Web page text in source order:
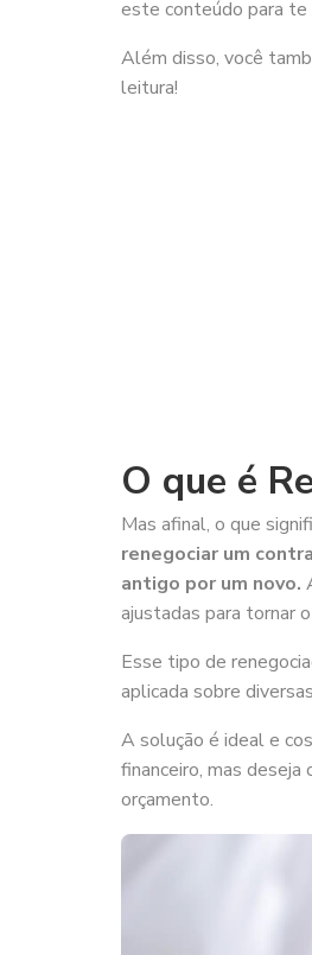
este conteúdo para te
Além disso, você
leitura!
O que é
Mas afinal, o que
renegociar um
antigo por um novo.
ajustadas para tornar
Esse tipo de
aplicada sobre diversas
A solução é ideal e
financeiro, mas deseja
orçamento.